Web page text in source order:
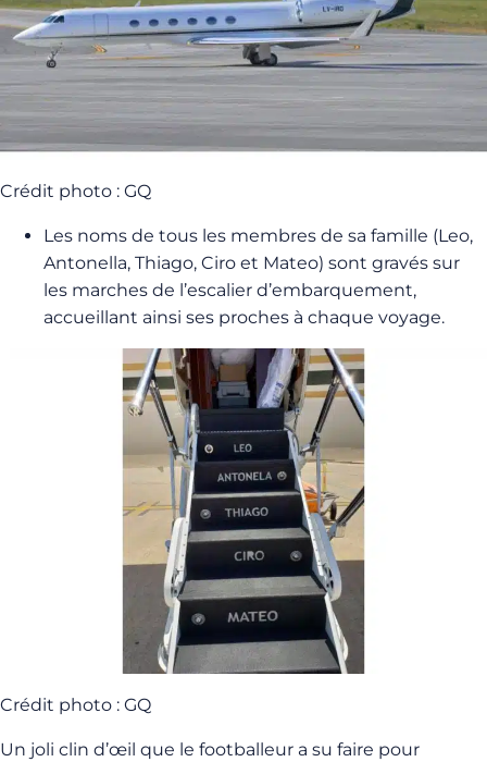
Crédit photo : GQ
Les noms de tous les membres de sa famille (Leo,
Antonella, Thiago, Ciro et Mateo) sont gravés sur
les marches de l’escalier d’embarquement,
accueillant ainsi ses proches à chaque voyage.
Crédit photo : GQ
Un joli clin d’œil que le footballeur a su faire pour